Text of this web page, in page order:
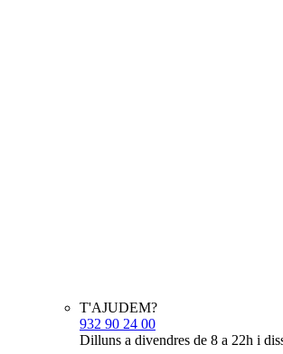
T'AJUDEM?
932 90 24 00
Dilluns a divendres de 8 a 22h i